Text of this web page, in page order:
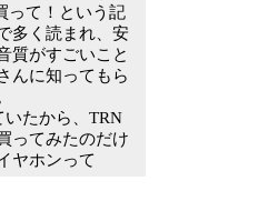
って！という記
多く読まれ、安
質がすごいこと
んに知ってもら
いたから、TRN
ってみたのだけ
ヤホンって